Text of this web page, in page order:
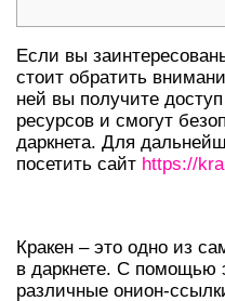
Если вы
стоит обратить
ней вы получите
ресурсов и смогут
даркнета. Для
посетить сайт https://
Кракен – это одно из
в даркнете. С помощью
различные онион-